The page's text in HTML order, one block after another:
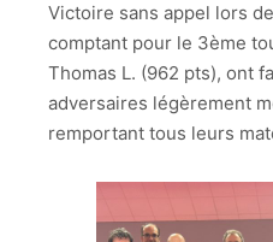
Victoire sans appel lors
comptant pour le 3ème
Thomas L. (962 pts), ont
adversaires légèrement
remportant tous leurs